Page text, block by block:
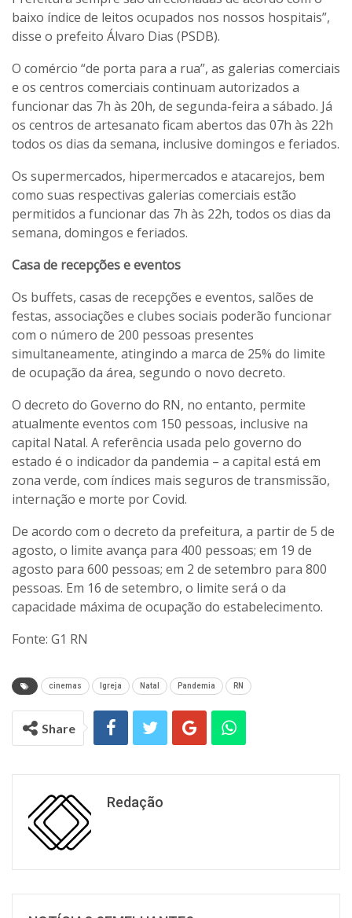
baixo índice de leitos ocupados nos nossos hospitais”,
disse o prefeito Álvaro Dias (PSDB).
O comércio “de porta para a rua”, as galerias comerciais
e os centros comerciais continuam autorizados a
funcionar das 7h às 20h, de segunda-feira a sábado. Já
os centros de artesanato ficam abertos das 07h às 22h
todos os dias da semana, inclusive domingos e feriados.
Os supermercados, hipermercados e atacarejos, bem
como suas respectivas galerias comerciais estão
permitidos a funcionar das 7h às 22h, todos os dias da
semana, domingos e feriados.
Casa de recepções e eventos
Os buffets, casas de recepções e eventos, salões de
festas, associações e clubes sociais poderão funcionar
com o número de 200 pessoas presentes
simultaneamente, atingindo a marca de 25% do limite
de ocupação da área, segundo o novo decreto.
O decreto do Governo do RN, no entanto, permite
atualmente eventos com 150 pessoas, inclusive na
capital Natal. A referência usada pelo governo do
estado é o indicador da pandemia – a capital está em
zona verde, com índices mais seguros de transmissão,
internação e morte por Covid.
De acordo com o decreto da prefeitura, a partir de 5 de
agosto, o limite avança para 400 pessoas; em 19 de
agosto para 600 pessoas; em 2 de setembro para 800
pessoas. Em 16 de setembro, o limite será o da
capacidade máxima de ocupação do estabelecimento.
Fonte: G1 RN
cinemas Igreja Natal Pandemia RN
Share
Redação